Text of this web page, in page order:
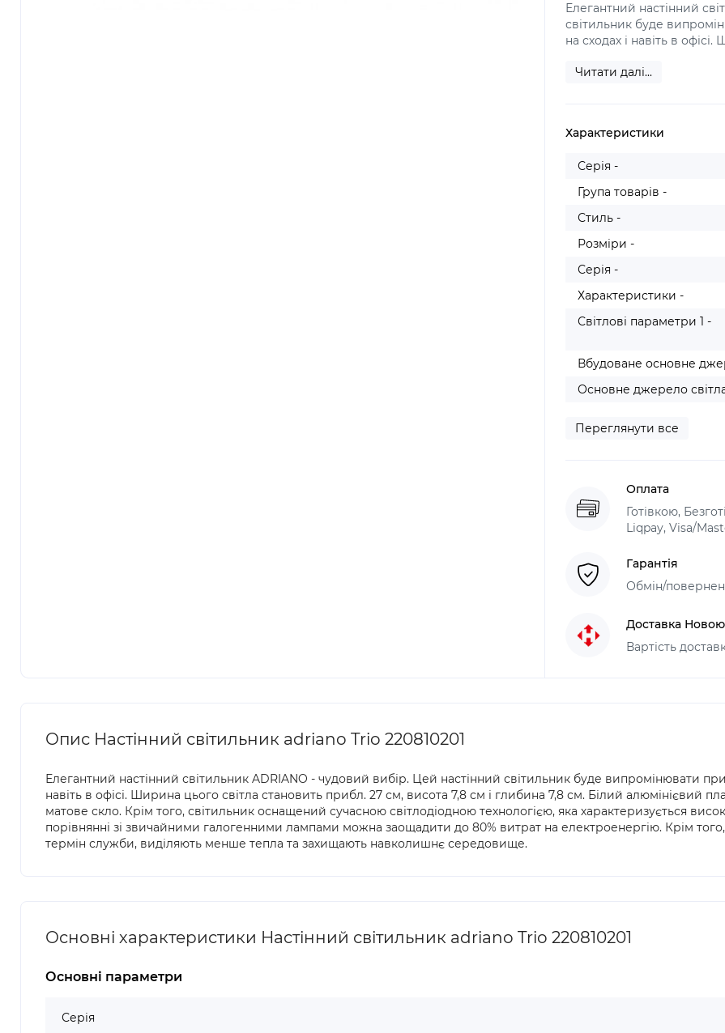
Елегантний настінний
світильник буде
на сходах і навіть в
Читати далі...
Характеристики
Серія -
Група товарів -
Стиль -
Розміри -
Серія -
Характеристики -
Світлові параметри 1 -
Вбудоване основне
Основне джерело
Переглянути все
Оплата
Готівкою,
Liqpay, Visa/
Гарантія
Обмін/
Доставка
Вартість
Опис Настінний світильник adriano Trio 220810201
Елегантний настінний світильник ADRIANO - чудовий вибір. Цей настінний світильник буде випромінювати
навіть в офісі. Ширина цього світла становить прибл. 27 см, висота 7,8 см і глибина 7,8 см. Білий алюмінієвий
матове скло. Крім того, світильник оснащений сучасною світлодіодною технологією, яка характеризується
порівнянні зі звичайними галогенними лампами можна заощадити до 80% витрат на електроенергію. Крім
термін служби, виділяють менше тепла та захищають навколишнє середовище.
Основні характеристики Настінний світильник adriano Trio 220810201
Основні параметри
Серія